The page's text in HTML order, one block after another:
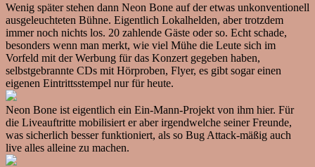
Wenig später stehen dann Neon Bone auf der etwas unkonventionell
ausgeleuchteten Bühne. Eigentlich Lokalhelden, aber trotzdem
immer noch nichts los. 20 zahlende Gäste oder so. Echt schade,
besonders wenn man merkt, wie viel Mühe die Leute sich im
Vorfeld mit der Werbung für das Konzert gegeben haben,
selbstgebrannte CDs mit Hörproben, Flyer, es gibt sogar einen
eigenen Eintrittsstempel nur für heute.
Neon Bone ist eigentlich ein Ein-Mann-Projekt von ihm hier. Für
die Liveauftritte mobilisiert er aber irgendwelche seiner Freunde,
was sicherlich besser funktioniert, als so Bug Attack-mäßig auch
live alles alleine zu machen.